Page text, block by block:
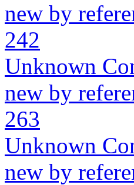
new by
242
Unknown
new by
263
Unknown
new by